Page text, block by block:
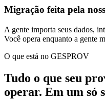
Migração feita pela
A gente importa seus dados,
Você opera enquanto a gente
O que está no GESPROV
Tudo o que seu
operar. Em um só